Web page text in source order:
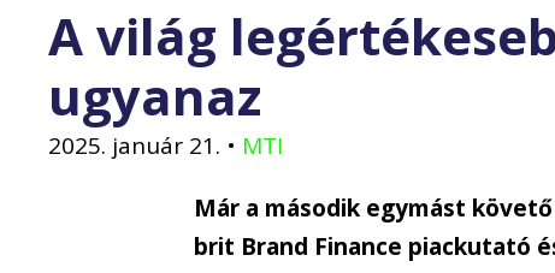
A világ
ugyanaz
2025. január 21. • MTI
Már a második egymást
brit Brand Finance piackutató